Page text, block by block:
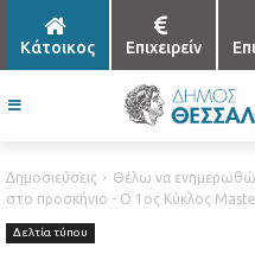
Κάτοικος Επιχειρείν
Δημοσιεύσεις Θέλω να ενημερωθώ
στο προσκήνιο - O 1ος Κύκλος
Δελτία τύπου